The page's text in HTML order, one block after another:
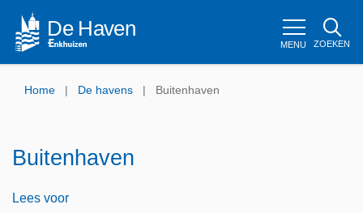
MENU ZOEKEN
Home De havens Buitenhaven
Buitenhaven
Lees voor